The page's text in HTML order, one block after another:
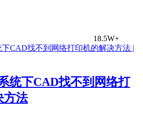
18.5W+
统下CAD找不到网络打
方法